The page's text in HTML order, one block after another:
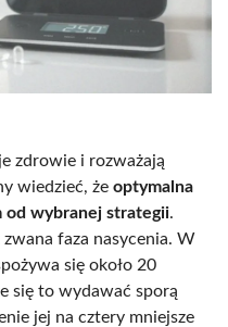
zdrowie i rozważają
wiedzieć, że optymalna
od wybranej strategii.
faza nasycenia. W
się około 20
się to wydawać sporą
jej na cztery mniejsze